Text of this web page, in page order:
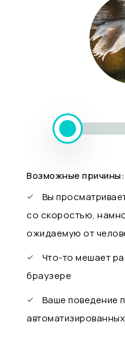
Возможные причины:
Вы
со скоростью,
ожидаемую от
Что-то мешает
браузере
Ваше поведение